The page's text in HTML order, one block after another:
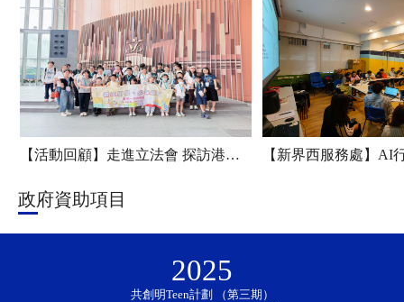
【活動回顧】走進立法會 探訪港科大——新家園協會「香江研學・少年探知」香港一日團圓滿舉行
政府資助項目
2025
共創明Teen計劃 （第三期）